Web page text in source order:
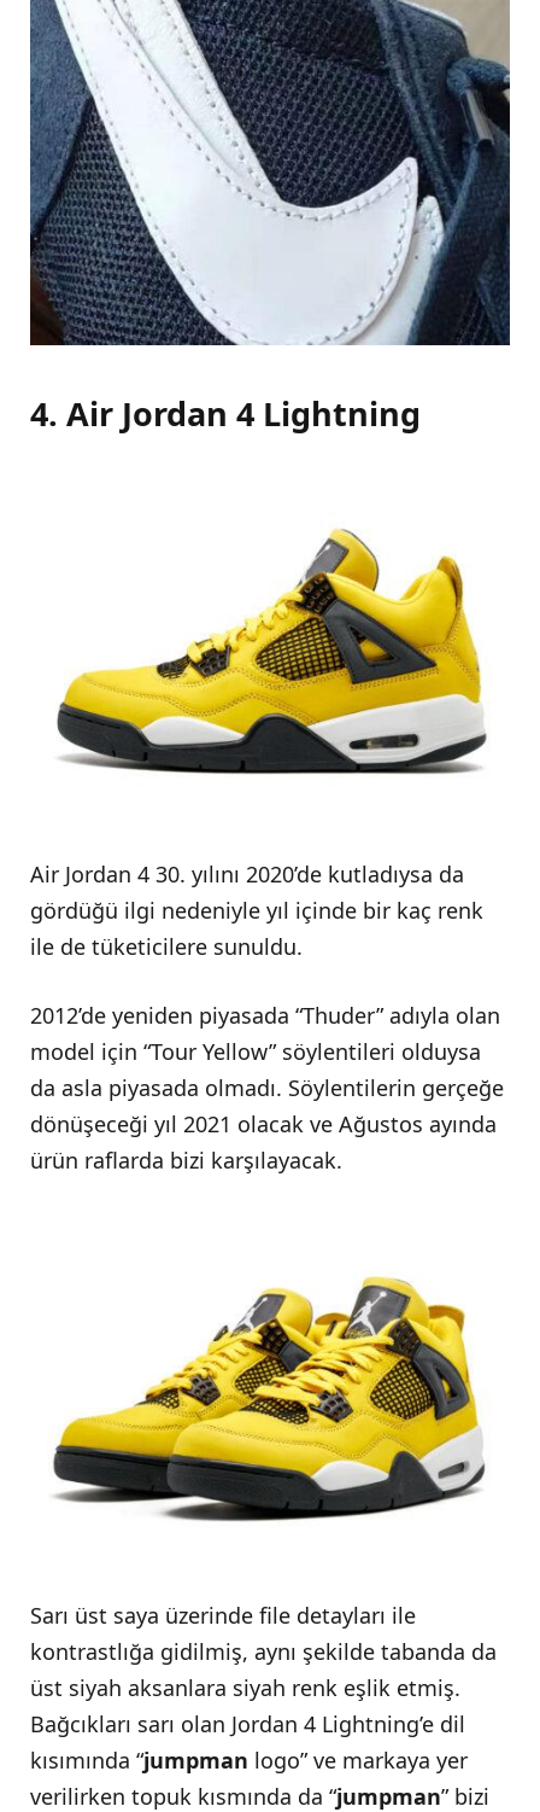
4. Air Jordan 4 Lightning
Air Jordan 4 30. yılını 2020’de kutladıysa da
gördüğü ilgi nedeniyle yıl içinde bir kaç renk
ile de tüketicilere sunuldu.
2012’de yeniden piyasada “Thuder” adıyla olan
model için “Tour Yellow” söylentileri olduysa
da asla piyasada olmadı. Söylentilerin gerçeğe
dönüşeceği yıl 2021 olacak ve Ağustos ayında
ürün raflarda bizi karşılayacak.
Sarı üst saya üzerinde file detayları ile
kontrastlığa gidilmiş, aynı şekilde tabanda da
üst siyah aksanlara siyah renk eşlik etmiş.
Bağcıkları sarı olan Jordan 4 Lightning’e dil
kısımında “jumpman logo” ve markaya yer
verilirken topuk kısmında da “jumpman” bizi